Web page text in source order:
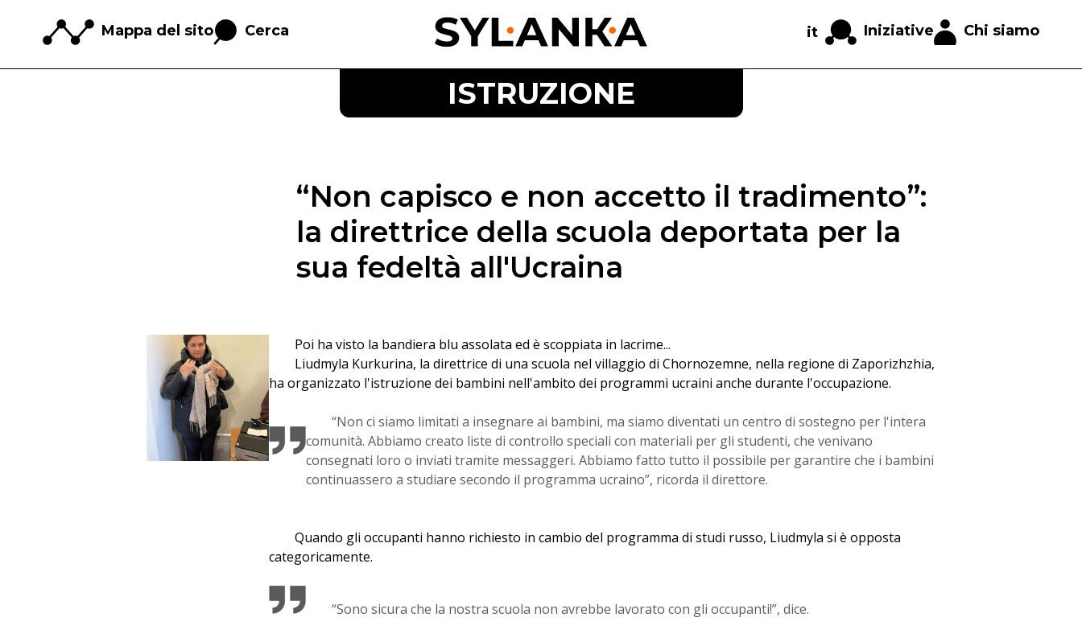
Mappa del sito Cerca it Iniziative Chi siamo
ISTRUZIONE
“Non capisco e non accetto il tradimento”:
la direttrice della scuola deportata per la
sua fedeltà all'Ucraina
Poi ha visto la bandiera blu assolata ed è scoppiata in lacrime...
Liudmyla Kurkurina, la direttrice di una scuola nel villaggio di Chornozemne, nella regione di Zaporizhzhia,
ha organizzato l'istruzione dei bambini nell'ambito dei programmi ucraini anche durante l'occupazione.
“Non ci siamo limitati a insegnare ai bambini, ma siamo diventati un centro di sostegno per l'intera
comunità. Abbiamo creato liste di controllo speciali con materiali per gli studenti, che venivano
consegnati loro o inviati tramite messaggeri. Abbiamo fatto tutto il possibile per garantire che i bambini
continuassero a studiare secondo il programma ucraino”, ricorda il direttore.
Quando gli occupanti hanno richiesto in cambio del programma di studi russo, Liudmyla si è opposta
categoricamente.
“Sono sicura che la nostra scuola non avrebbe lavorato con gli occupanti!”, dice.